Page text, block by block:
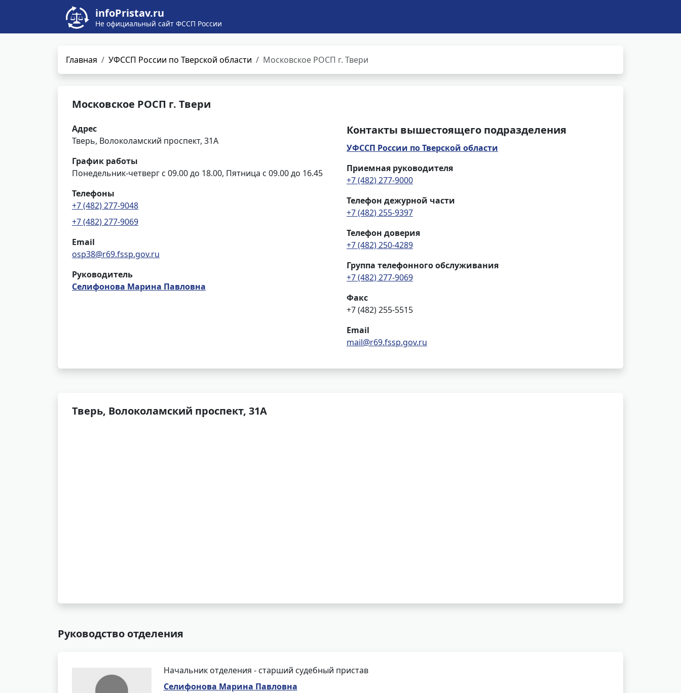
infoPristav.ru
Не официальный сайт ФССП России
Главная УФССП России по Тверской области Московское РОСП г. Твери
Московское РОСП г. Твери
Адрес
Тверь, Волоколамский проспект, 31А
График работы
Понедельник-четверг с 09.00 до 18.00, Пятница с 09.00 до 16.45
Телефоны
+7 (482) 277-9048
+7 (482) 277-9069
Email
osp38@r69.fssp.gov.ru
Руководитель
Селифонова Марина Павловна
Контакты вышестоящего подразделения
УФССП России по Тверской области
Приемная руководителя
+7 (482) 277-9000
Телефон дежурной части
+7 (482) 255-9397
Телефон доверия
+7 (482) 250-4289
Группа телефонного обслуживания
+7 (482) 277-9069
Факс
+7 (482) 255-5515
Email
mail@r69.fssp.gov.ru
Тверь, Волоколамский проспект, 31А
Руководство отделения
Начальник отделения - старший судебный пристав
Селифонова Марина Павловна